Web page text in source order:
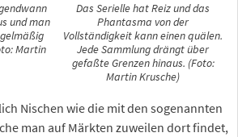
und man
Martin
Das Serielle hat Reiz und das
Phantasma von der
Vollständigkeit kann einen quälen.
Jede Sammlung drängt über
gefaßte Grenzen hinaus. (Foto:
Martin Krusche)
Nischen wie die mit den sogenannten
man auf Märkten zuweilen dort findet,